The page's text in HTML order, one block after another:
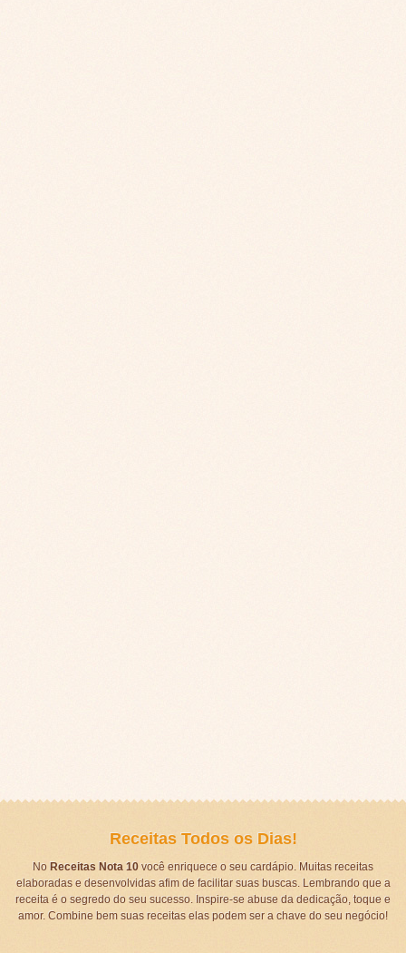
Receitas Todos os Dias!
No Receitas Nota 10você enriquece o seu cardápio. Muitas receitas
elaboradas e desenvolvidas afim de facilitar suas buscas. Lembrando que a
receita é o segredo do seu sucesso. Inspire-se abuse da dedicação, toque e
amor. Combine bem suas receitas elas podem ser a chave do seu negócio!